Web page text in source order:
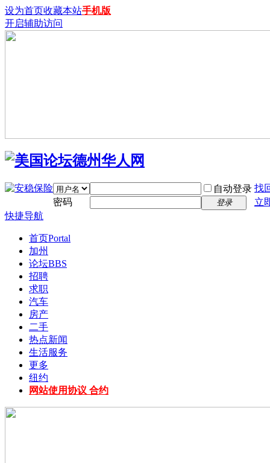
设为首页收藏本站手机版
开启辅助访问
自动登录 找
密码
登录
立
快捷导航
首页Portal
加州
论坛BBS
招聘
求职
汽车
房产
二手
热点新闻
生活服务
更多
纽约
网站使用协议 合约